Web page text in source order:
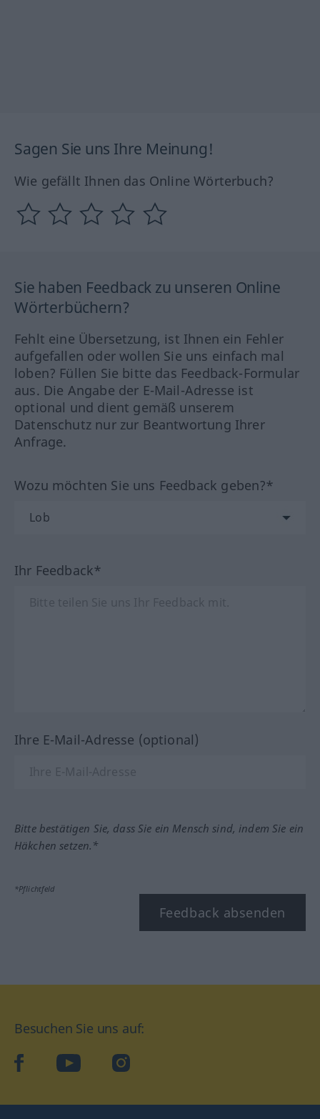
Sagen Sie uns Ihre Meinung!
Wie gefällt Ihnen das Online Wörterbuch?
Sie haben Feedback zu unseren Online
Wörterbüchern?
Fehlt eine Übersetzung, ist Ihnen ein Fehler
aufgefallen oder wollen Sie uns einfach mal
loben? Füllen Sie bitte das Feedback-Formular
aus. Die Angabe der E-Mail-Adresse ist
optional und dient gemäß unserem
Datenschutz nur zur Beantwortung Ihrer
Anfrage.
Wozu möchten Sie uns Feedback geben?*
Ihr Feedback*
Ihre E-Mail-Adresse (optional)
Bitte bestätigen Sie, dass Sie ein Mensch sind, indem Sie ein
Häkchen setzen.*
*Pflichtfeld
Feedback absenden
Besuchen Sie uns auf:
facebook YouTube Instagram